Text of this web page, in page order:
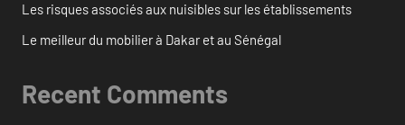
Les risques associés aux nuisibles sur les établissements
Le meilleur du mobilier à Dakar et au Sénégal
Recent Comments